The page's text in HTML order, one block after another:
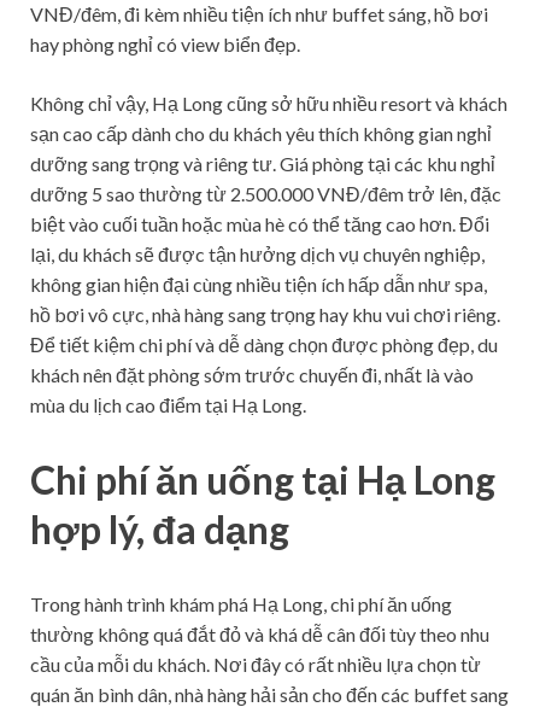
VNĐ/đêm, đi kèm nhiều tiện ích như buffet sáng, hồ bơi
hay phòng nghỉ có view biển đẹp.
Không chỉ vậy, Hạ Long cũng sở hữu nhiều resort và khách
sạn cao cấp dành cho du khách yêu thích không gian nghỉ
dưỡng sang trọng và riêng tư. Giá phòng tại các khu nghỉ
dưỡng 5 sao thường từ 2.500.000 VNĐ/đêm trở lên, đặc
biệt vào cuối tuần hoặc mùa hè có thể tăng cao hơn. Đổi
lại, du khách sẽ được tận hưởng dịch vụ chuyên nghiệp,
không gian hiện đại cùng nhiều tiện ích hấp dẫn như spa,
hồ bơi vô cực, nhà hàng sang trọng hay khu vui chơi riêng.
Để tiết kiệm chi phí và dễ dàng chọn được phòng đẹp, du
khách nên đặt phòng sớm trước chuyến đi, nhất là vào
mùa du lịch cao điểm tại Hạ Long.
Chi phí ăn uống tại Hạ Long
hợp lý, đa dạng
Trong hành trình khám phá Hạ Long, chi phí ăn uống
thường không quá đắt đỏ và khá dễ cân đối tùy theo nhu
cầu của mỗi du khách. Nơi đây có rất nhiều lựa chọn từ
quán ăn bình dân, nhà hàng hải sản cho đến các buffet sang